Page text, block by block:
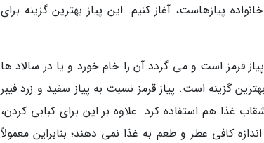
پیازهاست، آغاز کنیم. این پیاز بهترین گزینه برای
پیاز قرمز است و می گردد آن را خام خورد و یا در سالاد ها
گزینه است. پیاز قرمز نسبت به پیاز سفید و زرد فیبر
غذا هم استفاده کرد. علاوه بر این برای کبابی کردن،
کافی عطر و طعم به غذا نمی دهند؛ بنابراین معمولاً